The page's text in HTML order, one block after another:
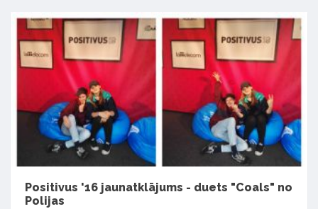
Positivus '16 jaunatklājums - duets "Coals" no
Polijas